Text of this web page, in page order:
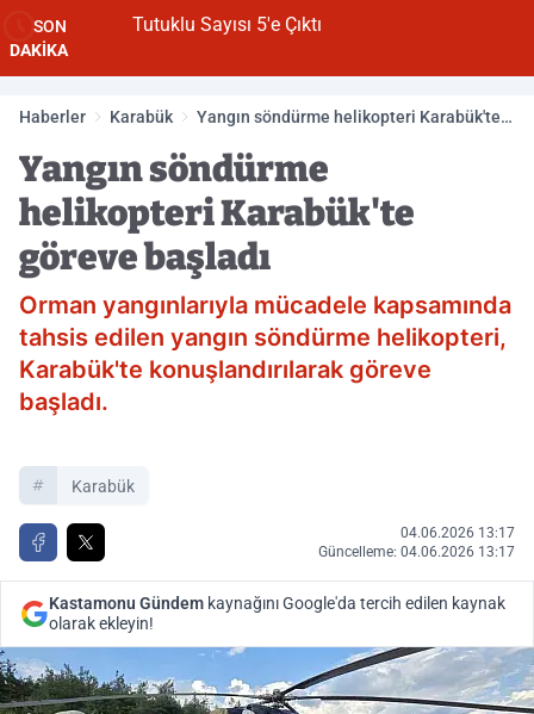
SON
DAKİKA
Tutuklu Sayısı 5'e Çıktı
Haberler Karabük
Yangın söndürme helikopteri Karabük'te
Yangın söndürme
helikopteri Karabük'te
göreve başladı
Orman yangınlarıyla mücadele kapsamında
tahsis edilen yangın söndürme helikopteri,
Karabük'te konuşlandırılarak göreve
başladı.
Karabük
04.06.2026 13:17
Güncelleme: 04.06.2026 13:17
Kastamonu Gündem kaynağını Google'da tercih edilen kaynak
olarak ekleyin!